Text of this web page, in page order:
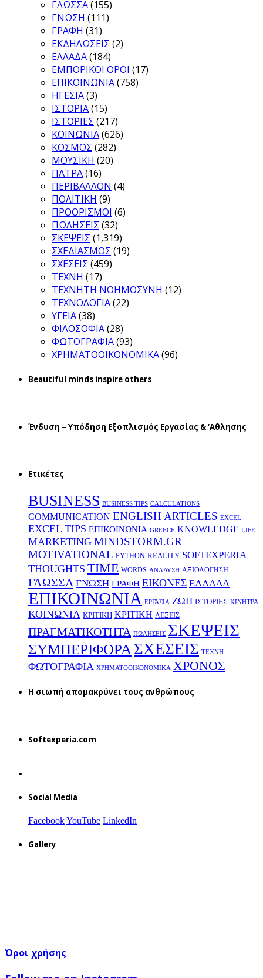
ΓΛΩΣΣΑ(155)
ΓΝΩΣΗ (111)
ΓΡΑΦΗ (31)
ΕΚΔΗΛΩΣΕΙΣ (2)
ΕΛΛΑΔΑ(184)
ΕΜΠΟΡΙΚΟΙ ΟΡΟΙ (17)
ΕΠΙΚΟΙΝΩΝΙΑ(758)
ΗΓΕΣΙΑ(3)
ΙΣΤΟΡΙΑ(15)
ΙΣΤΟΡΙΕΣ (217)
ΚΟΙΝΩΝΙΑ(626)
ΚΟΣΜΟΣ (282)
ΜΟΥΣΙΚΗ (20)
ΠΑΤΡΑ(16)
ΠΕΡΙΒΑΛΛΟΝ (4)
ΠΟΛΙΤΙΚΗ (9)
ΠΡΟΟΡΙΣΜΟΙ (6)
ΠΩΛΗΣΕΙΣ (32)
ΣΚΕΨΕΙΣ (1,319)
ΣΧΕΔΙΑΣΜΟΣ (19)
ΣΧΕΣΕΙΣ (459)
ΤΕΧΝΗ (17)
ΤΕΧΝΗΤΗ ΝΟΗΜΟΣΥΝΗ (12)
ΤΕΧΝΟΛΟΓΙΑ(22)
ΥΓΕΙΑ(38)
ΦΙΛΟΣΟΦΙΑ(28)
ΦΩΤΟΓΡΑΦΙΑ(93)
ΧΡΗΜΑΤΟΟΙΚΟΝΟΜΙΚΑ(96)
Beautiful minds inspire others
Ένδυση – Υπόδηση Εξοπλισμός Εργασίας & ‘Aθλησης
Ετικέτες
BUSINESS BUSINESS TIPS CALCULATIONS
COMMUNICATION ENGLISH ARTICLES EXCEL
EXCEL TIPS EΠΙΚΟΙΝΩΝΙΑ GREECE KNOWLEDGE LIFE
MARKETING MINDSTORM.GR
MOTIVATIONAL PYTHON REALITY SOFTEXPERIA
THOUGHTS TIME WORDS ΑΝΑΛΥΣΗ ΑΞΙΟΛΟΓΗΣΗ
ΓΛΩΣΣΑ ΓΝΩΣΗ ΓΡΑΦΗ ΕΙΚΟΝΕΣ ΕΛΛΑΔΑ
ΕΠΙΚΟΙΝΩΝΙΑ ΕΡΓΑΣΙΑ ΖΩΗ ΙΣΤΟΡΙΕΣ ΚΙΝΗΤΡΑ
ΚΟΙΝΩΝΙΑ ΚΡΙΤΙΚΗ ΚΡΙΤΙΚΗ ΛΕΞΕΙΣ
ΠΡΑΓΜΑΤΙΚΟΤΗΤΑ ΠΩΛΗΣΕΙΣ ΣΚΕΨΕΙΣ
ΣΥΜΠΕΡΙΦΟΡΑΣΧΕΣΕΙΣ ΤΕΧΝΗ
ΦΩΤΟΓΡΑΦΙΑ ΧΡΗΜΑΤΟΟΙΚΟΝΟΜΙΚΑ ΧΡΟΝΟΣ
H σιωπή απομακρύνει τους ανθρώπους
Softexperia.com
Social Media
FacebookYouTube LinkedIn
Gallery
Όροι χρήσης